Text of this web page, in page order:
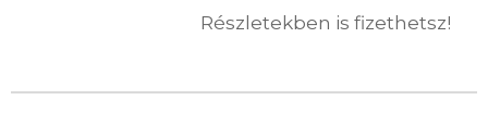
Részletekben is fizethetsz!